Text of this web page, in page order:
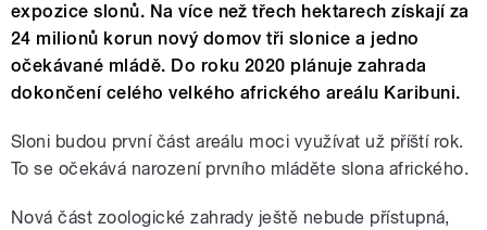
expozice slonů. Na více než třech hektarech získají za
24 milionů korun nový domov tři slonice a jedno
očekávané mládě. Do roku 2020 plánuje zahrada
dokončení celého velkého afrického areálu Karibuni.
Sloni budou první část areálu moci využívat už příští rok.
To se očekává narození prvního mláděte slona afrického.
Nová část zoologické zahrady ještě nebude přístupná,